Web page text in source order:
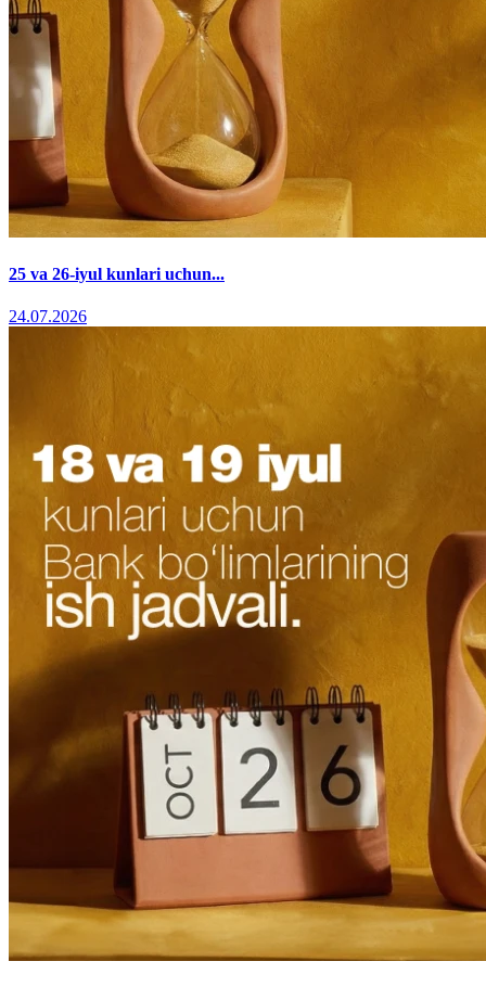
25 va 26-iyul kunlari uchun...
24.07.2026